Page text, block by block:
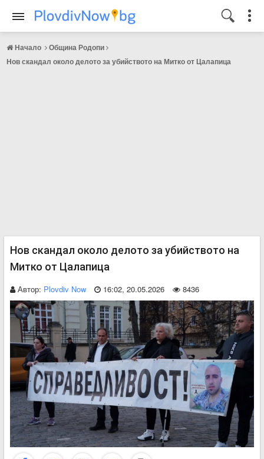
Начало
Община Родопи
Нов скандал около делото за убийството на Митко от Цалапица
Нов скандал около делото за убийството на
Митко от Цалапица
Автор: Plovdiv Now 16:02, 20.05.2026 8436